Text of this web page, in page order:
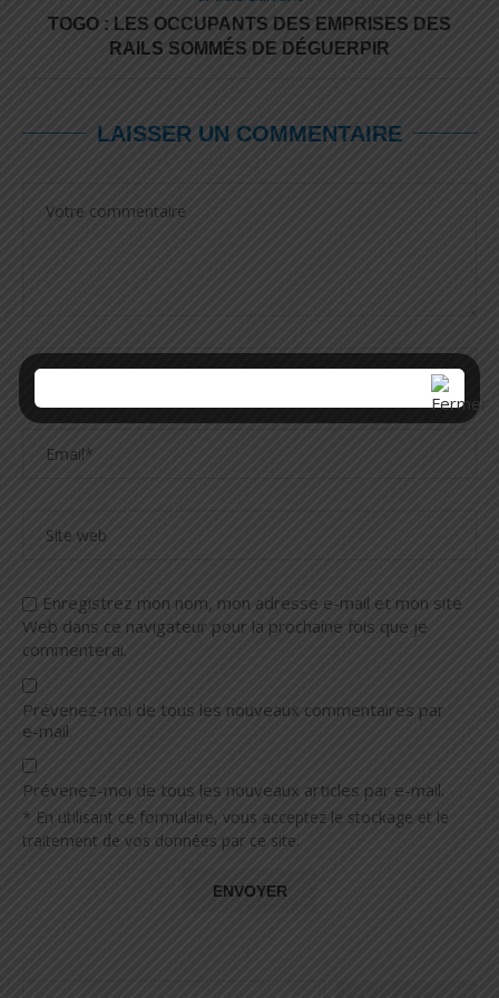
TOGO : LES OCCUPANTS DES EMPRISES DES
RAILS SOMMÉS DE DÉGUERPIR
LAISSER UN COMMENTAIRE
Enregistrez mon nom, mon adresse e-mail et mon site
Web dans ce navigateur pour la prochaine fois que je
commenterai.
Prévenez-moi de tous les nouveaux commentaires par
e-mail.
Prévenez-moi de tous les nouveaux articles par e-mail.
* En utilisant ce formulaire, vous acceptez le stockage et le
traitement de vos données par ce site.